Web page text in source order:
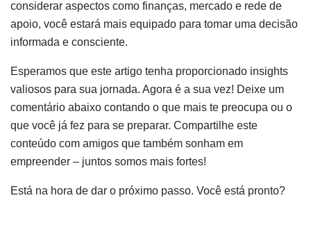
considerar aspectos como finanças, mercado e rede de
apoio, você estará mais equipado para tomar uma decisão
informada e consciente.
Esperamos que este artigo tenha proporcionado insights
valiosos para sua jornada. Agora é a sua vez! Deixe um
comentário abaixo contando o que mais te preocupa ou o
que você já fez para se preparar. Compartilhe este
conteúdo com amigos que também sonham em
empreender – juntos somos mais fortes!
Está na hora de dar o próximo passo. Você está pronto?